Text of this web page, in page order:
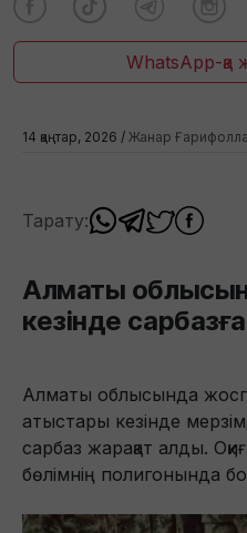
WhatsApp-қа
14 қаңтар, 2026 / Жанар
Тарату:
Алматы
кезінде
Алматы облысында
атыстары кезінде
сарбаз жарақат алды.
бөлімнің полигонында